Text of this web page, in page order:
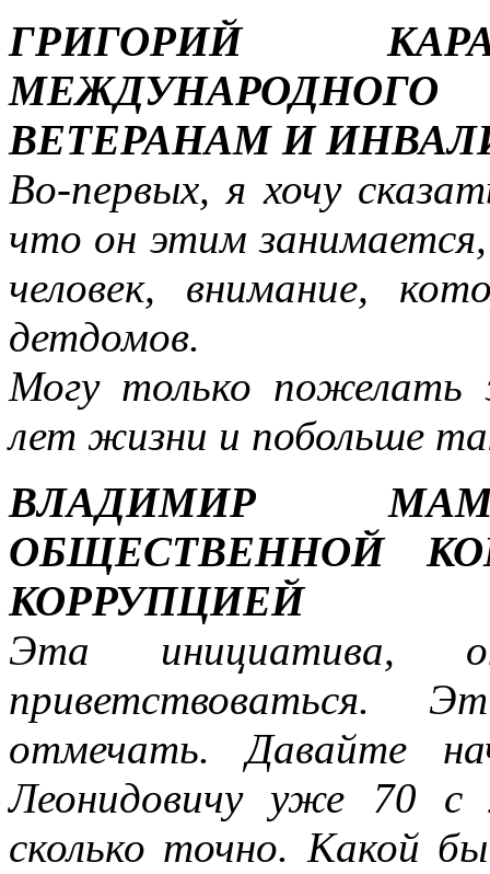
ГРИГОРИЙ
ВЕТЕРАНАМ И
Во-первых, я хочу
что он этим
человек, внимание,
детдомов.
Могу только пожелать
лет жизни и побольше
ВЛАДИМИР
ОБЩЕСТВЕННОЙ
КОРРУПЦИЕЙ
Эта инициатива,
приветствоваться.
отмечать. Давайте
Леонидовичу уже 70 с
сколько точно. Какой